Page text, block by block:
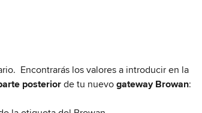
Encontrarás los valores a introducir en la
posterior de tu nuevo gateway Browan: